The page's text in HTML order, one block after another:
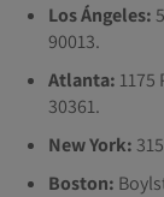
Los Ángeles:
90013.
Atlanta: 1175
30361.
New York:
Boston: